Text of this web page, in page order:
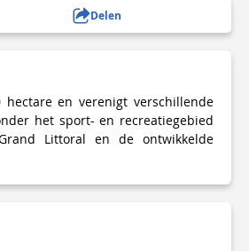
Delen
en verenigt verschillende
het sport- en recreatiegebied
Littoral en de ontwikkelde